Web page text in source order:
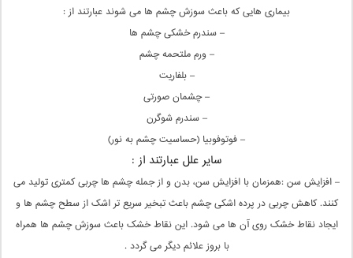
بیماری هایی که باعث سوزش چشم ها می شوند عبارتند از :
– سندرم خشکی چشم ها
– ورم ملتحمه چشم
– بلفاریت
– چشمان صورتی
– سندرم شوگرن
– فوتوفوبیا (حساسیت چشم به نور)
سایر علل عبارتند از :
– افزایش سن :همزمان با افزایش سن، بدن و از جمله چشم ها چربی کمتری تولید می
کنند. کاهش چربی در پرده اشکی چشم باعث تبخیر سریع تر اشک از سطح چشم ها و
ایجاد نقاط خشک روی آن ها می شود. این نقاط خشک باعث سوزش چشم ها همراه
با بروز علائم دیگر می گردد .